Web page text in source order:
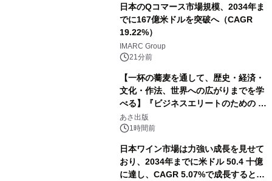
日本のQコマース市場規模、2034年ま
でに167億米ドルを突破へ（CAGR
19.22%）
IMARC Group
21分前
【一杯の蕎麦を通して、歴史・経済・
文化・作法、世界への広がりまでを学
べる】『ビジネスエリートのための 教
養としての蕎麦』2026年8月25日
（火）発売
あさ出版
1時間前
日本ワイン市場は力強い成長を見せて
おり、2034年までに米ドル 50.4 十億
に達し、CAGR 5.07%で成長すると予